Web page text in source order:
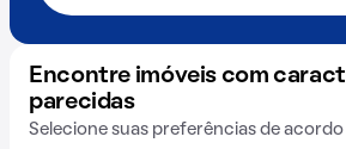
Encontre imóveis com
parecidas
Selecione suas preferências de